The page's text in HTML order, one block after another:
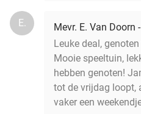
E.
Mevr. E. Van Doorn
Leuke deal,
Mooie speeltuin,
hebben genoten!
tot de vrijdag loopt,
vaker een